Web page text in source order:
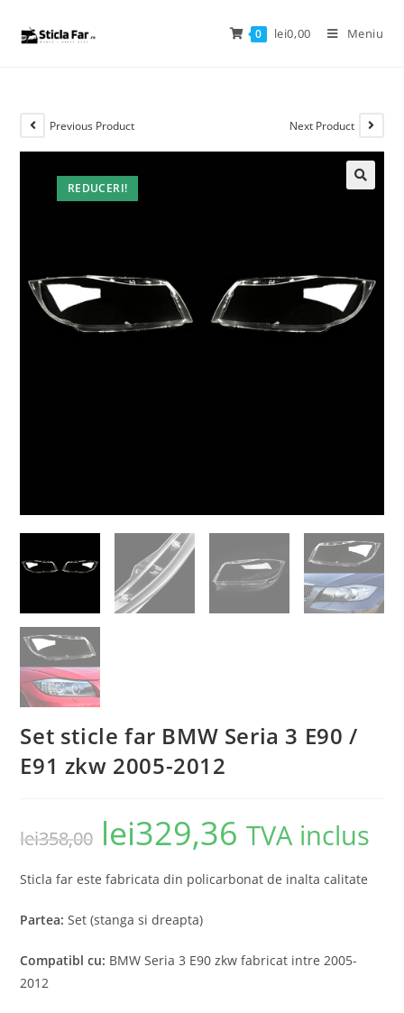
0 lei0,00 Meniu
REDUCERI!
Previous Product Next Product
Set sticle far BMW Seria 3 E90 /
E91 zkw 2005-2012
lei358,00 lei329,36 TVA inclus
Sticla far este fabricata din policarbonat de inalta calitate
Partea: Set (stanga si dreapta)
Compatibl cu: BMW Seria 3 E90 zkw fabricat intre 2005-
2012